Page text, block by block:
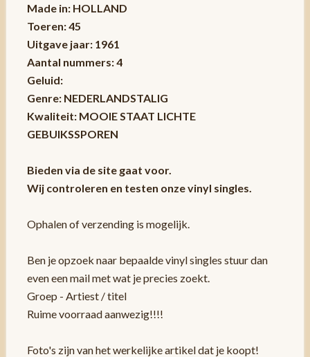
Made in: HOLLAND
Toeren: 45
Uitgave jaar: 1961
Aantal nummers: 4
Geluid:
Genre: NEDERLANDSTALIG
Kwaliteit: MOOIE STAAT LICHTE
GEBUIKSSPOREN
Bieden via de site gaat voor.
Wij controleren en testen onze vinyl singles.
Ophalen of verzending is mogelijk.
Ben je opzoek naar bepaalde vinyl singles stuur dan
even een mail met wat je precies zoekt.
Groep - Artiest / titel
Ruime voorraad aanwezig!!!!
Foto's zijn van het werkelijke artikel dat je koopt!